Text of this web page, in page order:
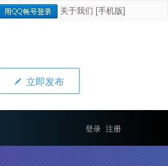
关于我们 [手机版]
立即发布
登录 注册